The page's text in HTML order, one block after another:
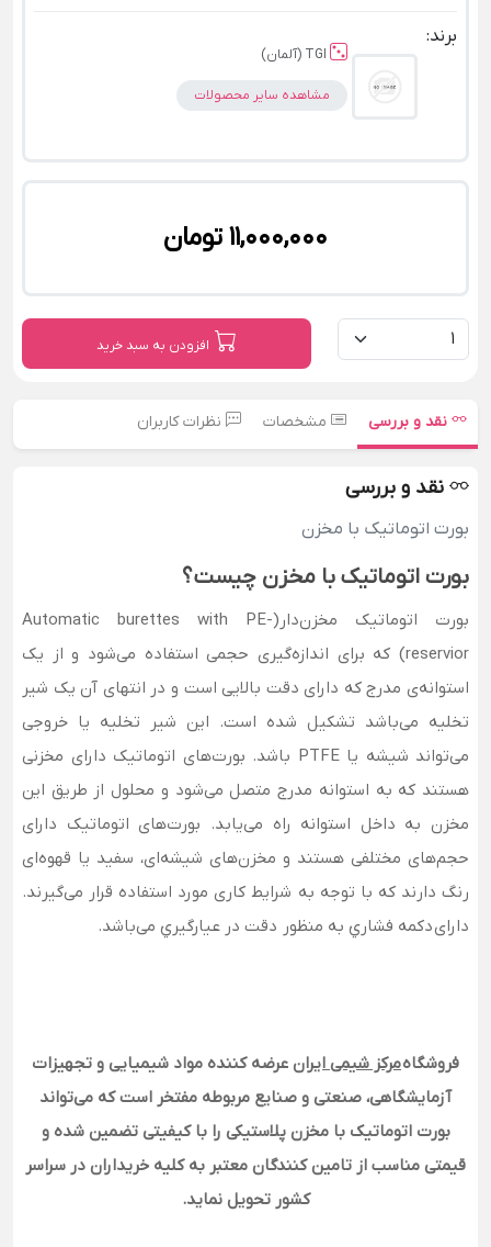
برند:
TGI (آلمان)
مشاهده سایر محصولات
11,000,000 تومان
افزودن به سبد خرید
نقد و بررسی مشخصات نظرات کاربران
نقد و بررسی
بورت اتوماتیک با مخزن
بورت اتوماتیک با مخزن چیست؟
بورت اتوماتیک مخزن‌دار(Automatic burettes with PE-
reservior) که برای اندازه‌گیری حجمی استفاده می‌شود و از یک
استوانه‌ی مدرج که دارای دقت بالایی است و در انتهای آن یک شیر
تخلیه می‌باشد تشکیل شده است. این شیر تخلیه یا خروجی
می‌تواند شیشه یا PTFE باشد. بورت‌های اتوماتیک دارای مخزنی
هستند که به استوانه مدرج متصل می‌شود و محلول از طریق این
مخزن به داخل استوانه راه می‌یابد. بورت‌های اتوماتیک دارای
حجم‌های مختلفی هستند و مخزن‌های شیشه‌ای، سفید یا قهوه‌ای
رنگ دارند که با توجه به شرایط کاری مورد استفاده قرار می‌گیرند.
دارایدکمه فشاري به منظور دقت در عيارگيري می‌باشد.
فروشگاهمرکز شیمی ایران عرضه کننده مواد شیمیایی و تجهیزات
آزمایشگاهی، صنعتی و صنایع مربوطه مفتخر است که می‌تواند
بورت اتوماتیک با مخزن پلاستیکی را با کیفیتی تضمین شده و
قیمتی مناسب از تامین کنندگان معتبر به کلیه خریداران در سراسر
کشور تحویل نماید.